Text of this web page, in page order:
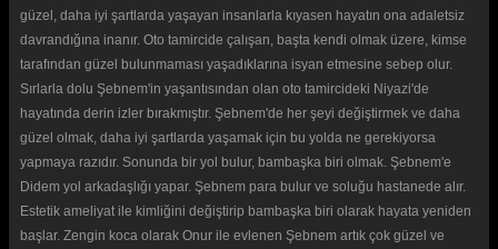
güzel, daha iyi şartlarda yaşayan insanlarla kıyasen hayatın ona adaletsiz
davrandığına inanır. Oto tamircide çalışan, başta kendi olmak üzere, kimse
tarafından güzel bulunmaması yaşadıklarına isyan etmesine sebep olur.
Sırlarla dolu Şebnem'in yaşantısından olan oto tamircideki Niyazi'de
hayatında derin izler bırakmıştır. Şebnem'de her şeyi değiştirmek ve daha
güzel olmak, daha iyi şartlarda yaşamak için bu yolda ne gerekiyorsa
yapmaya razıdır. Sonunda bir yol bulur, bambaşka biri olmak. Şebnem'e
Didem yol arkadaşlığı yapar. Şebnem para bulur ve soluğu hastanede alır.
Estetik ameliyat ile kimliğini değiştirip bambaşka biri olarak hayata yeniden
başlar. Zengin koca olarak Onur ile evlenen Şebnem artık çok güzel ve